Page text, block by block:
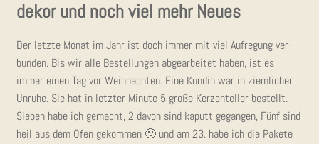
de­kor und noch viel mehr Neues
Der letz­te Monat im Jahr ist doch immer mit viel Auf­re­gung ver­
bun­den. Bis wir alle Bestel­lun­gen abge­ar­bei­tet haben, ist es
immer einen Tag vor Weih­nach­ten. Eine Kun­din war in ziem­li­cher
Unru­he. Sie hat in letz­ter Minu­te 5 gro­ße Ker­zen­tel­ler bestellt.
Sie­ben habe ich gemacht, 2 davon sind kaputt gegan­gen, Fünf sind
heil aus dem Ofen gekom­men 🙂 und am 23. habe ich die Pake­te